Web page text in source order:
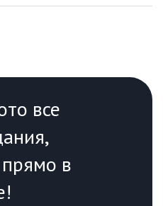
все
прямо в